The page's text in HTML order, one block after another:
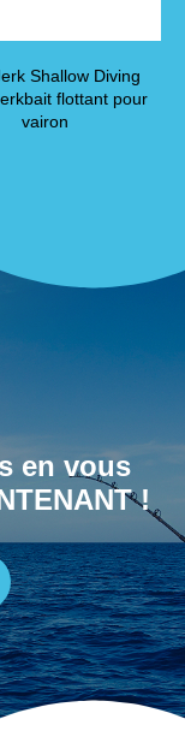
Shallow Diving
flottant pour
vairon
en vous
!